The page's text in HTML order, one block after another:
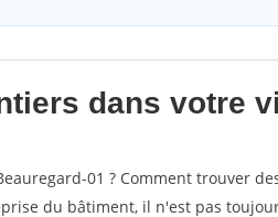
dans votre
01 ? Comment trouver
du bâtiment, il n'est pas